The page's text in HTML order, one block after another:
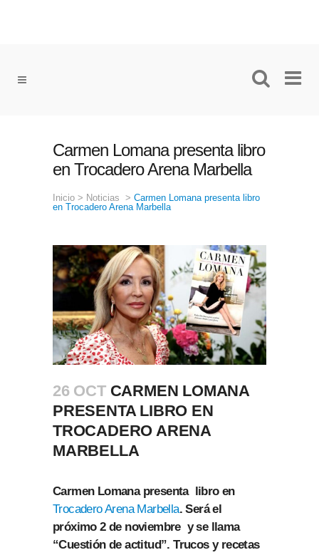
Carmen Lomana presenta libro
en Trocadero Arena Marbella
Inicio > Noticias > Carmen Lomana presenta libro
en Trocadero Arena Marbella
26 OCTCARMEN LOMANA
PRESENTA LIBRO EN
TROCADERO ARENA
MARBELLA
Carmen Lomana presenta libro en
Trocadero Arena Marbella. Será el
próximo 2 de noviembre y se llama
“Cuestión de actitud”. Trucos y recetas